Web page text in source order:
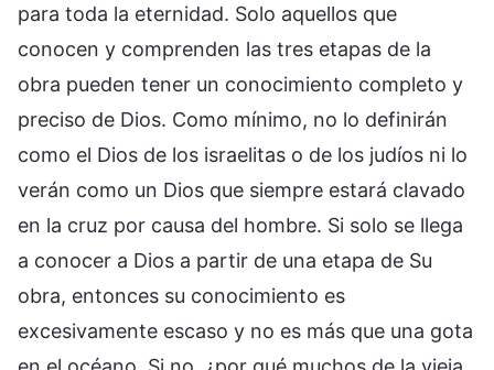
para toda la eternidad. Solo aquellos que
conocen y comprenden las tres etapas de la
obra pueden tener un conocimiento completo y
preciso de Dios. Como mínimo, no lo definirán
como el Dios de los israelitas o de los judíos ni lo
verán como un Dios que siempre estará clavado
en la cruz por causa del hombre. Si solo se llega
a conocer a Dios a partir de una etapa de Su
obra, entonces su conocimiento es
excesivamente escaso y no es más que una gota